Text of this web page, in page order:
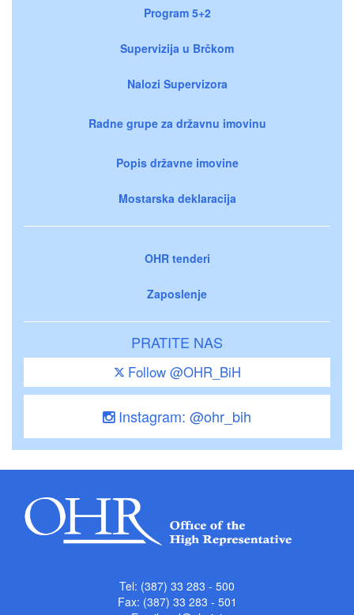
Program 5+2
Supervizija u Brčkom
Nalozi Supervizora
Radne grupe za državnu imovinu
Popis državne imovine
Mostarska deklaracija
OHR tenderi
Zaposlenje
PRATITE NAS
Follow @OHR_BiH
Instagram: @ohr_bih
Tel: (387) 33 283 - 500
Fax: (387) 33 283 - 501